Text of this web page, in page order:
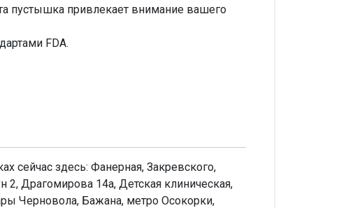
пустышка привлекает внимание вашего
FDA.
сейчас здесь: Фанерная, Закревского,
Драгомирова 14а, Детская клиническая,
Черновола, Бажана, метро Осокорки,